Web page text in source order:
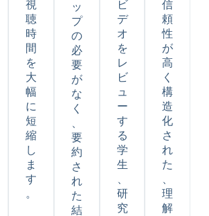
視
聴
時
間
を
大
幅
に
短
縮
し
ま
す
。
ッ
プ
の
必
要
が
な
く
要
約
さ
れ
た
結
ビ
デ
オ
を
レ
ビ
ュ
ー
す
る
学
生
研
究
信
頼
性
が
高
く
構
造
化
さ
れ
た
理
解